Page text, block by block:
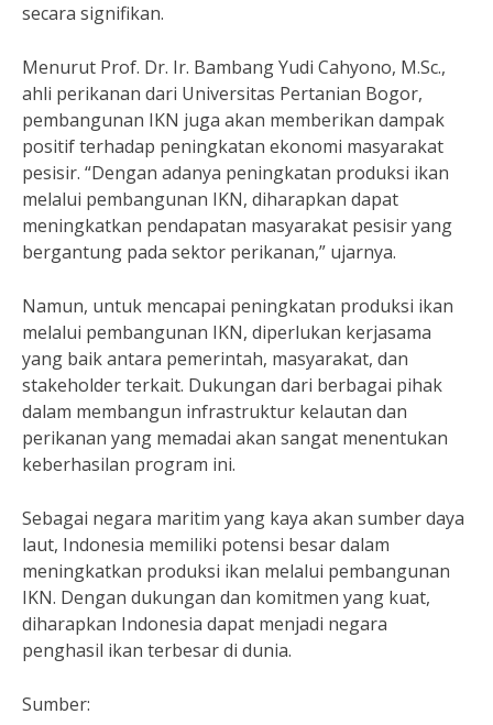
secara signifikan.
Menurut Prof. Dr. Ir. Bambang Yudi Cahyono, M.Sc.,
ahli perikanan dari Universitas Pertanian Bogor,
pembangunan IKN juga akan memberikan dampak
positif terhadap peningkatan ekonomi masyarakat
pesisir. “Dengan adanya peningkatan produksi ikan
melalui pembangunan IKN, diharapkan dapat
meningkatkan pendapatan masyarakat pesisir yang
bergantung pada sektor perikanan,” ujarnya.
Namun, untuk mencapai peningkatan produksi ikan
melalui pembangunan IKN, diperlukan kerjasama
yang baik antara pemerintah, masyarakat, dan
stakeholder terkait. Dukungan dari berbagai pihak
dalam membangun infrastruktur kelautan dan
perikanan yang memadai akan sangat menentukan
keberhasilan program ini.
Sebagai negara maritim yang kaya akan sumber daya
laut, Indonesia memiliki potensi besar dalam
meningkatkan produksi ikan melalui pembangunan
IKN. Dengan dukungan dan komitmen yang kuat,
diharapkan Indonesia dapat menjadi negara
penghasil ikan terbesar di dunia.
Sumber: